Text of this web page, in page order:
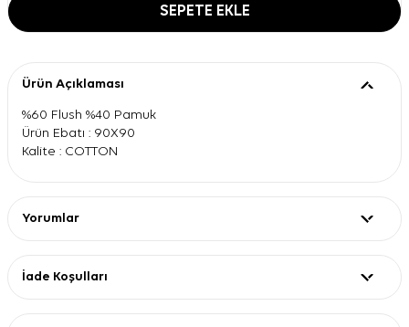
SEPETE EKLE
Ürün Açıklaması
%60 Flush %40 Pamuk
Ürün Ebatı : 90X90
Kalite : COTTON
Yorumlar
İade Koşulları